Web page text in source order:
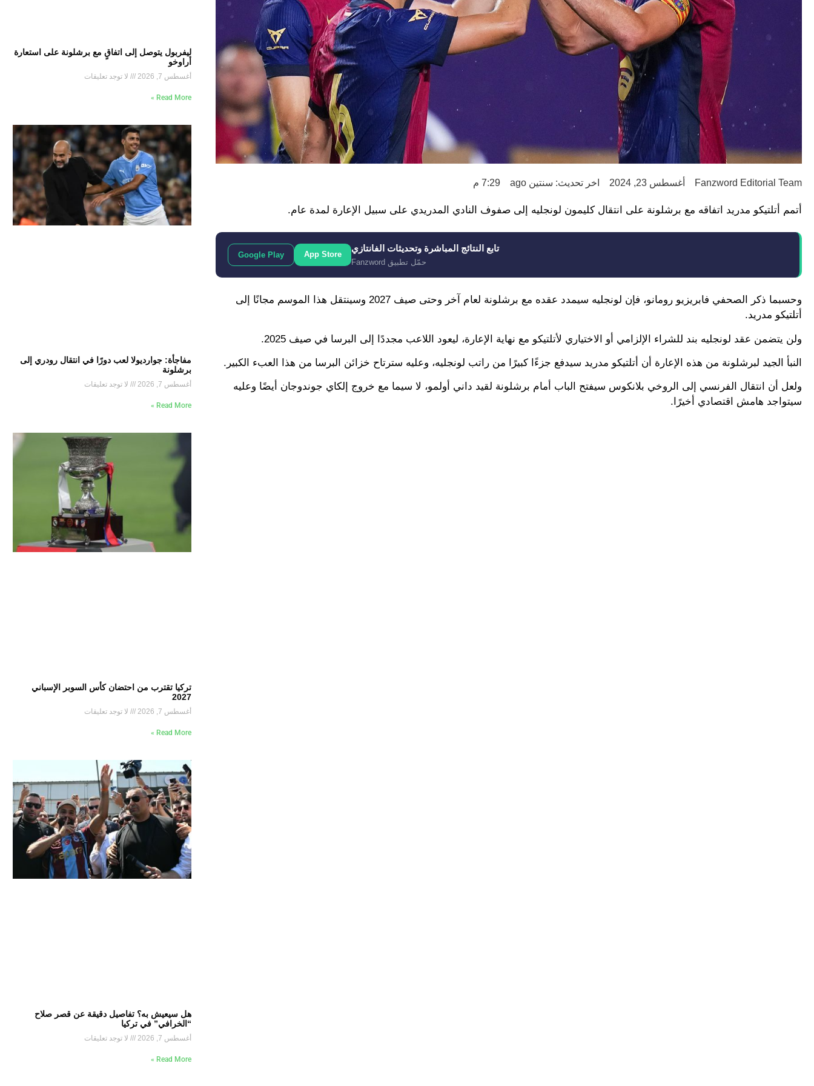
Fanzword Editorial Team أغسطس 23, 2024 اخر تحديث: سنتين ago 7:29 م
أتمم أتلتيكو مدريد اتفاقه مع برشلونة على انتقال كليمون لونجليه إلى صفوف النادي المدريدي على سبيل الإعارة لمدة عام.
تابع النتائج المباشرة وتحديثات الفانتازي
حمّل تطبيق Fanzword
App Store
Google Play
وحسبما ذكر الصحفي فابريزيو رومانو، فإن لونجليه سيمدد عقده مع برشلونة لعام آخر وحتى صيف 2027 وسينتقل هذا الموسم مجانًا إلى
أتلتيكو مدريد.
ولن يتضمن عقد لونجليه بند للشراء الإلزامي أو الاختياري لأتلتيكو مع نهاية الإعارة، ليعود اللاعب مجددًا إلى البرسا في صيف 2025.
النبأ الجيد لبرشلونة من هذه الإعارة أن أتلتيكو مدريد سيدفع جزءًا كبيرًا من راتب لونجليه، وعليه سترتاح خزائن البرسا من هذا العبء الكبير.
ولعل أن انتقال الفرنسي إلى الروخي بلانكوس سيفتح الباب أمام برشلونة لقيد داني أولمو، لا سيما مع خروج إلكاي جوندوجان أيضًا وعليه
سيتواجد هامش اقتصادي أخيرًا.
ليفربول يتوصل إلى اتفاقٍ مع برشلونة على استعارة
أراوخو
أغسطس 7, 2026 لا توجد تعليقات
Read More »
مفاجأة: جوارديولا لعب دورًا في انتقال رودري إلى
برشلونة
أغسطس 7, 2026 لا توجد تعليقات
Read More »
تركيا تقترب من احتضان كأس السوبر الإسباني
2027
أغسطس 7, 2026 لا توجد تعليقات
Read More »
هل سيعيش به؟ تفاصيل دقيقة عن قصر صلاح
“الخرافي” في تركيا
أغسطس 7, 2026 لا توجد تعليقات
Read More »